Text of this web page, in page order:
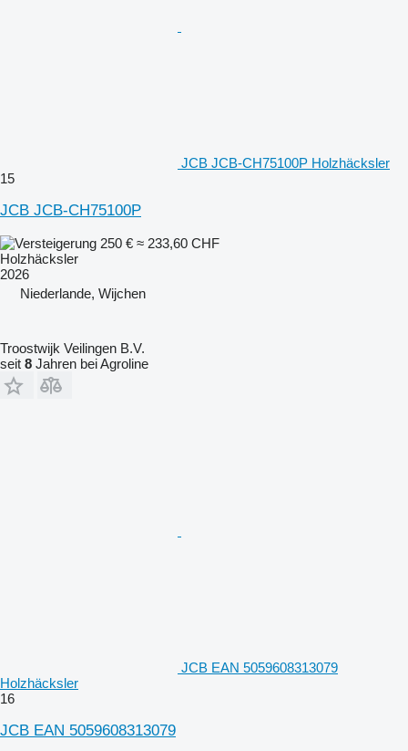
JCB JCB-CH75100P Holzhäcksler
15
JCB JCB-CH75100P
250 € ≈ 233,60 CHF
Holzhäcksler
2026
Niederlande, Wijchen
Troostwijk Veilingen B.V.
seit 8 Jahren bei Agroline
JCB EAN 5059608313079
Holzhäcksler
16
JCB EAN 5059608313079